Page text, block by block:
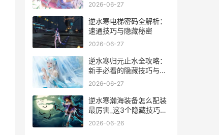
2026-06-27
逆水寒电梯密码全解析：
速通技巧与隐藏秘密
2026-06-27
逆水寒归元止水全攻略：
新手必看的隐藏技巧与实
战经验分享
2026-06-27
逆水寒瀚海装备怎么配装
最厉害_这3个隐藏技巧让
我战力翻倍_
2026-06-26